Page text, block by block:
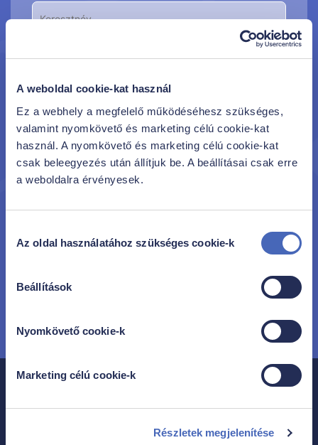
A weboldal cookie-kat használ
Ez a webhely a megfelelő működéséhesz szükséges,
valamint nyomkövető és marketing célú cookie-kat
használ. A nyomkövető és marketing célú cookie-kat
csak beleegyezés után állítjuk be. A beállításai csak erre
a weboldalra érvényesek.
kiválasztása
Az oldal használatához szükséges cookie-k
Beállítások
Nyomkövető cookie-k
Marketing célú cookie-k
Részletek megjelenítése
Feliratkozom
Tájékoztatójábanfoglalt feltételekkel a megadott e-
mail címre Family Frost ajánlatokat és
a Google és Facebook hirdetési rendszeren történő
célzott hirdetéses közvetlen megkeresés útján